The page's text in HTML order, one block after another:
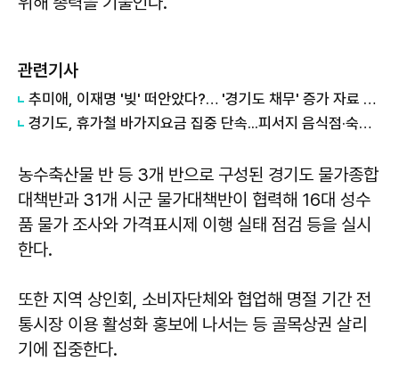
관련기사
추미애, 이재명 '빚' 떠안았다?… '경기도 채무' 증가 자료 실시간 확산
경기도, 휴가철 바가지요금 집중 단속...피서지 음식점·숙박업소 현장점검
농수축산물 반 등 3개 반으로 구성된 경기도 물가종합
대책반과 31개 시군 물가대책반이 협력해 16대 성수
품 물가 조사와 가격표시제 이행 실태 점검 등을 실시
한다.
또한 지역 상인회, 소비자단체와 협업해 명절 기간 전
통시장 이용 활성화 홍보에 나서는 등 골목상권 살리
기에 집중한다.